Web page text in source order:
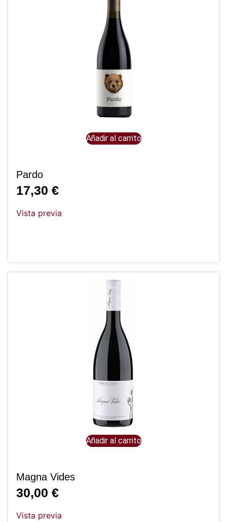
Añadir al carrito
Pardo
17,30 €
Vista previa
Añadir al carrito
Magna Vides
30,00 €
Vista previa